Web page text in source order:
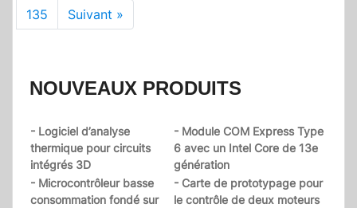
135
Suivant »
NOUVEAUX PRODUITS
- Logiciel d’analyse
thermique pour circuits
intégrés 3D
- Module COM Express Type
6 avec un Intel Core de 13e
génération
- Microcontrôleur basse
consommation fondé sur
- Carte de prototypage pour
le contrôle de deux moteurs